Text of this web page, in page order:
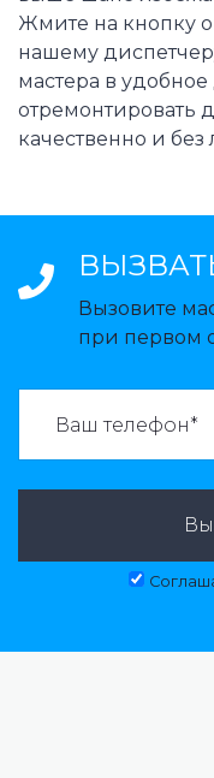
Жмите на кнопку
нашему
мастера в
отремонтировать
качественно и
Вызовите
при первом